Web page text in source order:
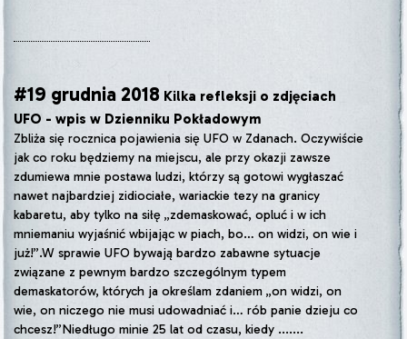
#19 grudnia 2018 Kilka refleksji o zdjęciach
UFO - wpis w Dzienniku Pokładowym
Zbliża się rocznica pojawienia się UFO w Zdanach. Oczywiście
jak co roku będziemy na miejscu, ale przy okazji zawsze
zdumiewa mnie postawa ludzi, którzy są gotowi wygłaszać
nawet najbardziej zidiociałe, wariackie tezy na granicy
kabaretu, aby tylko na siłę „zdemaskować, opluć i w ich
mniemaniu wyjaśnić wbijając w piach, bo… on widzi, on wie i
już!”.W sprawie UFO bywają bardzo zabawne sytuacje
związane z pewnym bardzo szczególnym typem
demaskatorów, których ja określam zdaniem „on widzi, on
wie, on niczego nie musi udowadniać i… rób panie dzieju co
chcesz!”Niedługo minie 25 lat od czasu, kiedy .......